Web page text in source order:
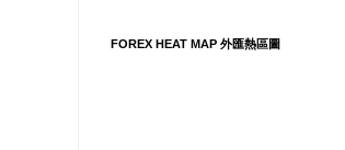
FOREX HEAT MAP 外匯熱區圖